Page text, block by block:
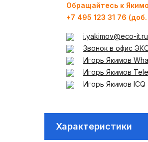
Обращайтесь к
+7 495 123 31 76
i.yakimov@eco-it.ru
Звонок в офис
Игорь Якимов
Игорь Якимов
Игорь Якимов
Характеристики